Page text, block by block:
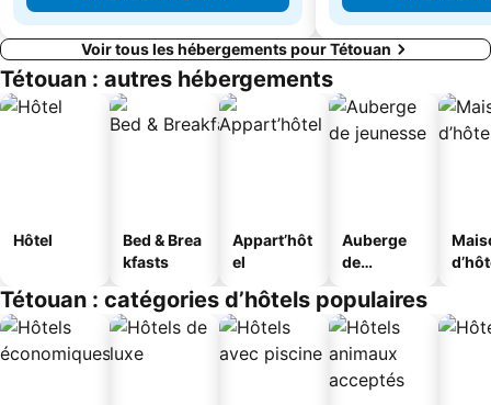
Voir tous les hébergements pour Tétouan
Tétouan : autres hébergements
Hôtel
Bed & Brea
kfasts
Appart’hôt
el
Auberge
de
Tétouan : catégories d’hôtels populaires